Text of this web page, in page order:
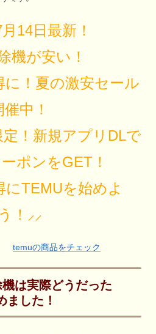
14日最新！
機が安い！
！夏の激安セール
催中！
！新規アプリDLで
ポンをGET！
にTEMUを始めよ
う！⸝⸝
は実際どうだった
ました！